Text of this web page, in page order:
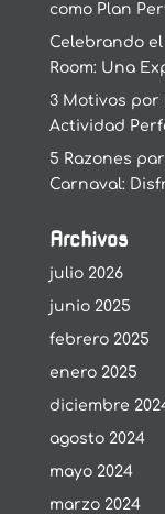
como Plan
Celebrando
Room: Una
3 Motivos por
Actividad
5 Razones
Carnaval:
Archivos
julio 2026
junio 2025
febrero 2025
enero 2025
diciembre
agosto 2024
mayo 2024
marzo 2024